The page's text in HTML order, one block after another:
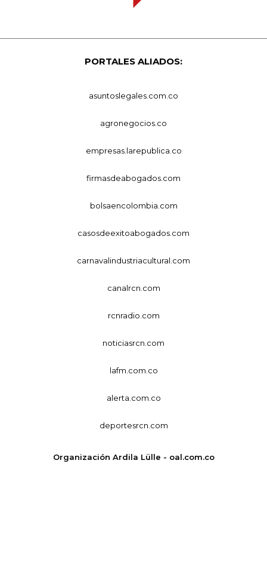
PORTALES ALIADOS:
asuntoslegales.com.co
agronegocios.co
empresas.larepublica.co
firmasdeabogados.com
bolsaencolombia.com
casosdeexitoabogados.com
carnavalindustriacultural.com
canalrcn.com
rcnradio.com
noticiasrcn.com
lafm.com.co
alerta.com.co
deportesrcn.com
Organización Ardila Lülle - oal.com.co